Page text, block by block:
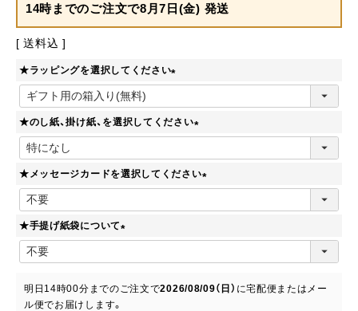
14時までのご注文で8月7日(金) 発送
送料込
★ラッピングを選択してください
必
須
)
★のし紙、掛け紙、を選択してください
必
須
)
★メッセージカードを選択してください
必
)
★手提げ紙袋について
必
)
明日 14時00分 までのご注文で2026/08/09（日） に宅配便またはメー
ル便でお届けします。